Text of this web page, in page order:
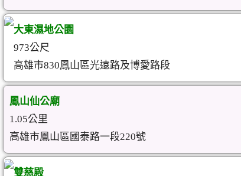
大東濕地公園
973公尺
高雄市830鳳山區光遠路及博愛路段
鳳山仙公廟
1.05公里
高雄市鳳山區國泰路一段220號
雙慈殿